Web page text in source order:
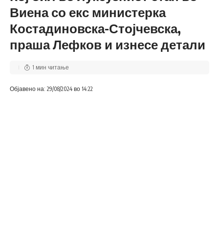
Виена со екс министерка
Костадиновска-Стојчевска,
праша Лефков и изнесе детали
Објавено на: 29/08/2024 во 14:22
1 мин читање